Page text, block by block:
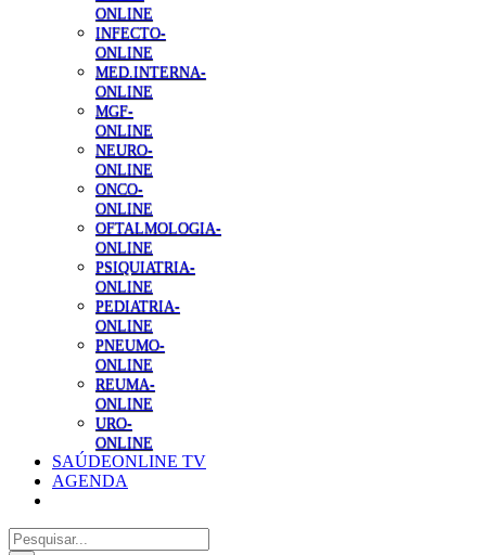
ONLINE
INFECTO-
ONLINE
MED.INTERNA-
ONLINE
MGF-
ONLINE
NEURO-
ONLINE
ONCO-
ONLINE
OFTALMOLOGIA-
ONLINE
PSIQUIATRIA-
ONLINE
PEDIATRIA-
ONLINE
PNEUMO-
ONLINE
REUMA-
ONLINE
URO-
ONLINE
SAÚDEONLINE TV
AGENDA
Pesquisar